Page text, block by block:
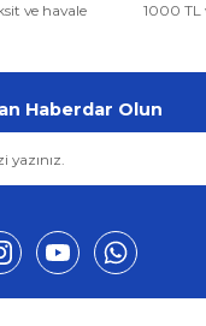
ve havale
1000 TL
Haberdar Olun